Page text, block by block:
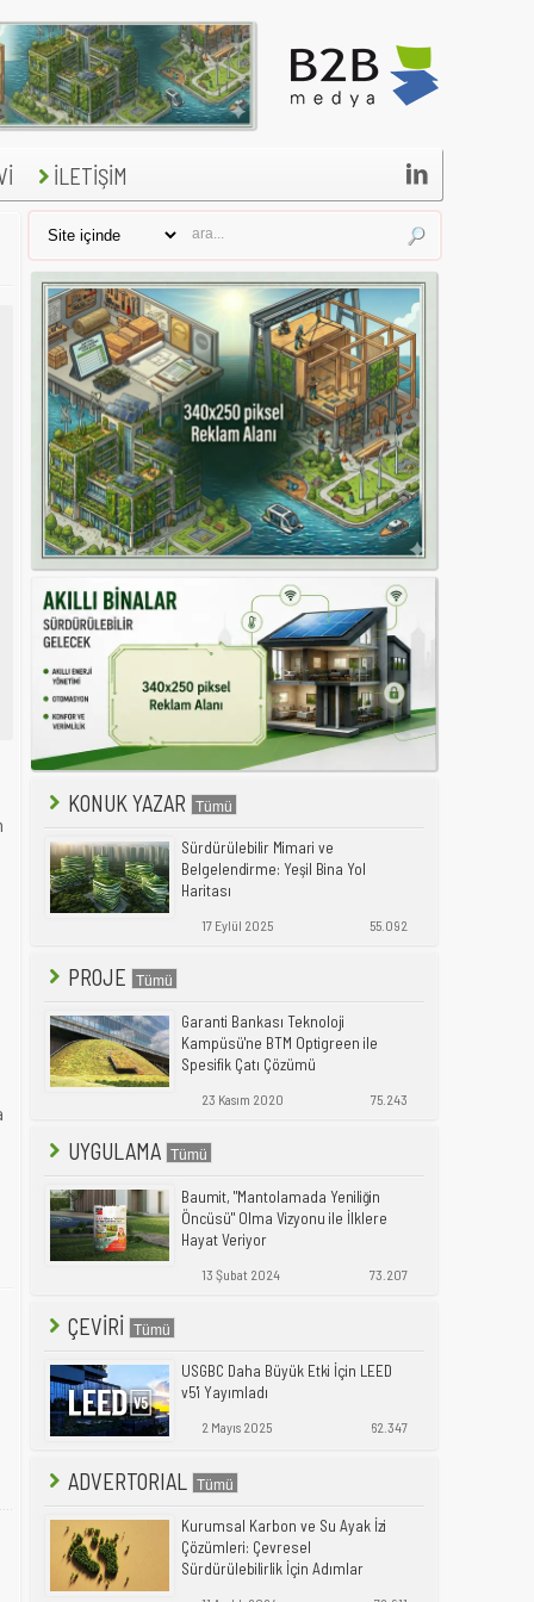
İLETİŞİM 
KONUK YAZAR
Sürdürülebilir Mimari ve
Belgelendirme: Yeşil Bina Yol
Haritası
17 Eylül 2025 55.092
PROJE
Garanti Bankası Teknoloji
Kampüsü'ne BTM Optigreen ile
Spesifik Çatı Çözümü
23 Kasım 2020 75.243
UYGULAMA
Baumit, "Mantolamada Yeniliğin
Öncüsü" Olma Vizyonu ile İlklere
Hayat Veriyor
13 Şubat 2024 73.207
ÇEVİRİ
USGBC Daha Büyük Etki İçin LEED
v5'i Yayımladı
2 Mayıs 2025 62.347
ADVERTORIAL
Kurumsal Karbon ve Su Ayak İzi
Çözümleri: Çevresel
Sürdürülebilirlik İçin Adımlar